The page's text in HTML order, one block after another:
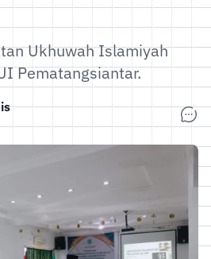
Ukhuwah Islamiyah
Pematangsiantar.